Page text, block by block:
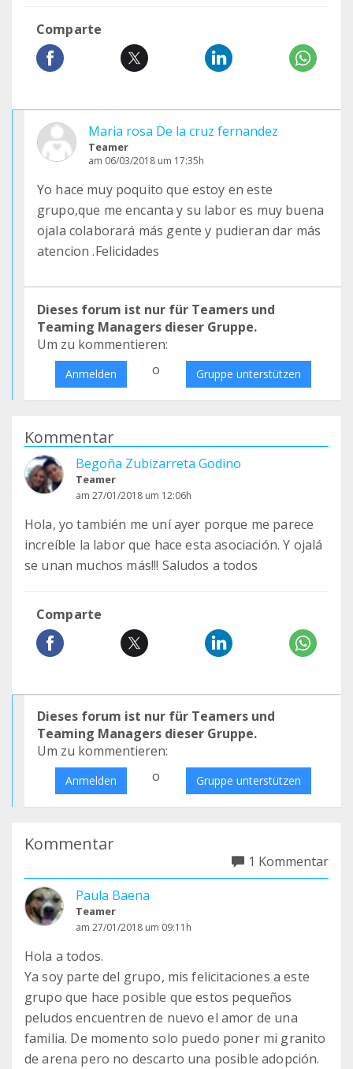
Comparte
Maria rosa De la cruz fernandez
Teamer
am 06/03/2018 um 17:35h
Yo hace muy poquito que estoy en este
grupo,que me encanta y su labor es muy buena
ojala colaborará más gente y pudieran dar más
atencion .Felicidades
Dieses forum ist nur für Teamers und
Teaming Managers dieser Gruppe.
Um zu kommentieren:
Anmelden o Gruppe unterstützen
Kommentar
Begoña Zubizarreta Godino
Teamer
am 27/01/2018 um 12:06h
Hola, yo también me uní ayer porque me parece
increíble la labor que hace esta asociación. Y ojalá
se unan muchos más!!! Saludos a todos
Comparte
Dieses forum ist nur für Teamers und
Teaming Managers dieser Gruppe.
Um zu kommentieren:
Anmelden o Gruppe unterstützen
Kommentar
1 Kommentar
Paula Baena
Teamer
am 27/01/2018 um 09:11h
Hola a todos.
Ya soy parte del grupo, mis felicitaciones a este
grupo que hace posible que estos pequeños
peludos encuentren de nuevo el amor de una
familia. De momento solo puedo poner mi granito
de arena pero no descarto una posible adopción.